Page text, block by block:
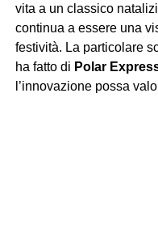
vita a un classico
continua a essere una
festività. La particolare
ha fatto di Polar
l’innovazione possa